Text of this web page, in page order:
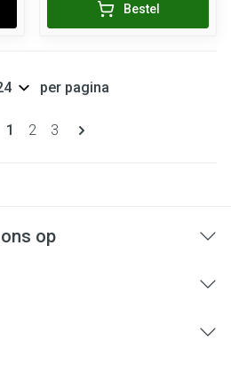
Bestel
Pagina's
U lees momenteel pagina
1 Pagina
2 Pagina
3
per pagina
op